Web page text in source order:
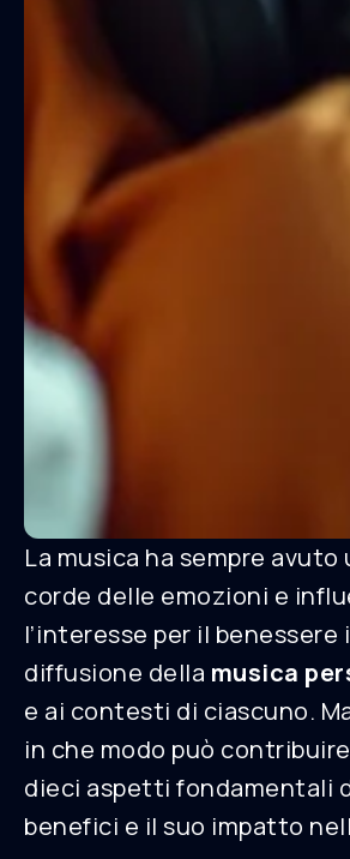
La musica ha sempre
corde delle emozioni e
l’interesse per il
diffusione della musica
e ai contesti di ciascuno.
in che modo può
dieci aspetti fondamentali
benefici e il suo impatto